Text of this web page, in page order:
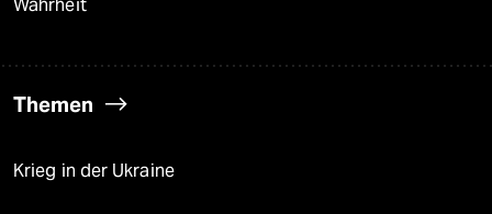
Wahrheit
Themen
Krieg in der Ukraine